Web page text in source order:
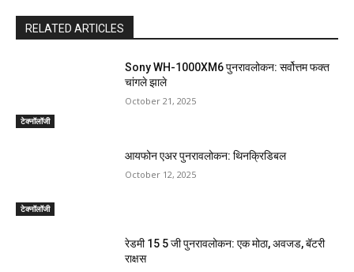
RELATED ARTICLES
टेक्नॉलॉजी
Sony WH-1000XM6 पुनरावलोकन: सर्वोत्तम फक्त
चांगले झाले
October 21, 2025
टेक्नॉलॉजी
आयफोन एअर पुनरावलोकन: थिनक्रिडिबल
October 12, 2025
रेडमी 15 5 जी पुनरावलोकन: एक मोठा, अवजड, बॅटरी
राक्षस